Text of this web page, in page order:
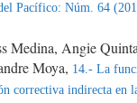
Pacífico: Núm. 64
Medina, Angie
Moya, 14.- La
correctiva indirecta en